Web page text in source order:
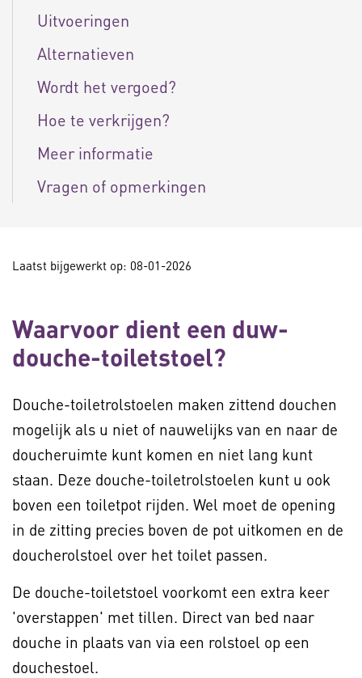
Uitvoeringen
Alternatieven
Wordt het vergoed?
Hoe te verkrijgen?
Meer informatie
Vragen of opmerkingen
Laatst bijgewerkt op: 08-01-2026
Waarvoor dient een duw-
douche-toiletstoel?
Douche-toiletrolstoelen maken zittend douchen
mogelijk als u niet of nauwelijks van en naar de
doucheruimte kunt komen en niet lang kunt
staan. Deze douche-toiletrolstoelen kunt u ook
boven een toiletpot rijden. Wel moet de opening
in de zitting precies boven de pot uitkomen en de
doucherolstoel over het toilet passen.
De douche-toiletstoel voorkomt een extra keer
'overstappen' met tillen. Direct van bed naar
douche in plaats van via een rolstoel op een
douchestoel.